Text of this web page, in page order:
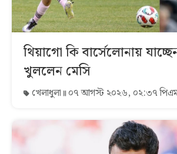
থিয়াগো কি বার্সেলোনায়
খুললেন মেসি
খেলাধুলা ০৭ আগস্ট ২০২৬, ০২:৩৭